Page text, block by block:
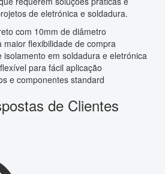
de eletrónica e soldadura.
com 10mm de diâmetro
maior flexibilidade de compra
isolamento em soldadura e eletrónica
para fácil aplicação
e componentes standard
de Clientes